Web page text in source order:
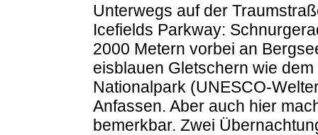
Unterwegs auf der
Icefields Parkway:
2000 Metern vorbei an
eisblauen Gletschern wie
Nationalpark (UNESCO-
Anfassen. Aber auch hier
bemerkbar. Zwei